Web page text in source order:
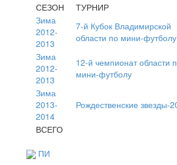
СЕЗОН
ТУРНИР
Зима
2012-
2013
7-й Кубок Владимирской
области по мини-футболу
Зима
2012-
2013
12-й чемпионат области
мини-футболу
Зима
2013-
2014
Рождественские звезды-
ВСЕГО
ПИ